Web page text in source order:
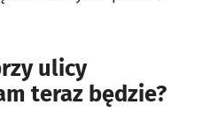
ulicy
teraz będzie?